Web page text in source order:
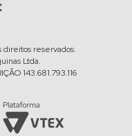
direitos reservados.
Ltda.
143.681.793.116